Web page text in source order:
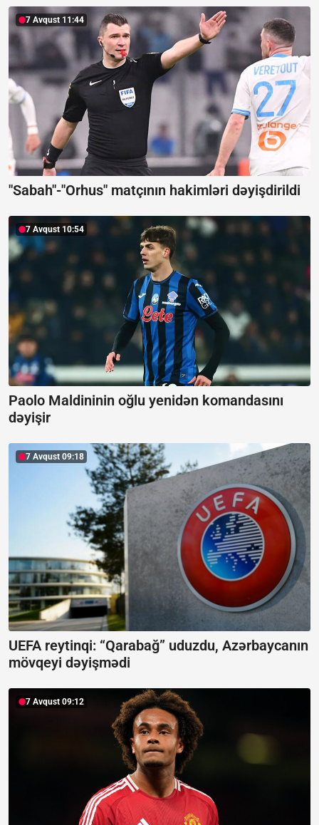
7 Avqust 11:44
"Sabah"-"Orhus" matçının hakimləri dəyişdirildi
7 Avqust 10:54
Paolo Maldininin oğlu yenidən komandasını
dəyişir
7 Avqust 09:18
UEFA reytinqi: “Qarabağ” uduzdu, Azərbaycanın
mövqeyi dəyişmədi
7 Avqust 09:12